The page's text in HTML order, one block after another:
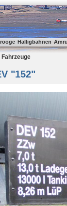
Halligbahnen
Fahrzeuge
"152"